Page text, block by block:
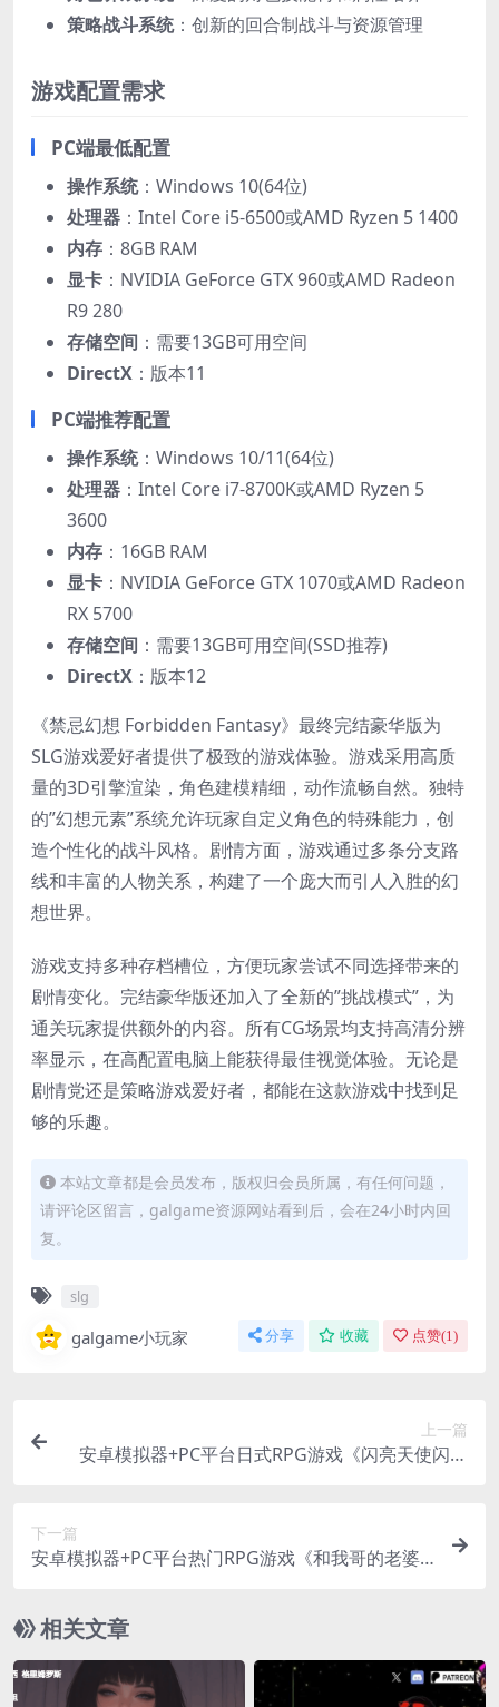
​策略战斗系统​​：创新的回合制战斗与资源管理
游戏配置需求
PC端最低配置
​操作系统​​：Windows 10(64位)
​处理器​ ​：Intel Core i5-6500或AMD Ryzen 5 1400
​内存​ ​：8GB RAM
​显卡​ ​：NVIDIA GeForce GTX 960或AMD Radeon
R9 280
​存储空间​ ​：需要13GB可用空间
​DirectX​ ​：版本11
PC端推荐配置
​操作系统​​：Windows 10/11(64位)
​处理器​ ​：Intel Core i7-8700K或AMD Ryzen 5
3600
​内存​ ​：16GB RAM
​显卡​ ​：NVIDIA GeForce GTX 1070或AMD Radeon
RX 5700
​存储空间​ ​：需要13GB可用空间(SSD推荐)
​DirectX​ ​：版本12
《禁忌幻想 Forbidden Fantasy》最终完结豪华版为
SLG游戏爱好者提供了极致的游戏体验。游戏采用高质
量的3D引擎渲染，角色建模精细，动作流畅自然。独特
的”幻想元素”系统允许玩家自定义角色的特殊能力，创
造个性化的战斗风格。剧情方面，游戏通过多条分支路
线和丰富的人物关系，构建了一个庞大而引人入胜的幻
想世界。
游戏支持多种存档槽位，方便玩家尝试不同选择带来的
剧情变化。完结豪华版还加入了全新的”挑战模式”，为
通关玩家提供额外的内容。所有CG场景均支持高清分辨
率显示，在高配置电脑上能获得最佳视觉体验。无论是
剧情党还是策略游戏爱好者，都能在这款游戏中找到足
够的乐趣。
本站文章都是会员发布，版权归会员所属，有任何问题，
请评论区留言，galgame资源网站看到后，会在24小时内回
复。
slg
galgame小玩家 分享 收藏 点赞(1 )
上一篇
安卓模拟器+PC平台日式RPG游戏《闪亮天使闪亮
下一篇
安卓模拟器+PC平台热门RPG游戏《和我哥的老婆
相关文章